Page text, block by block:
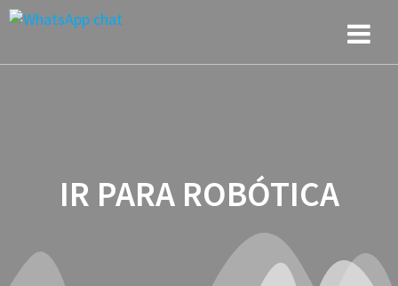
IR PARA ROBÓTICA